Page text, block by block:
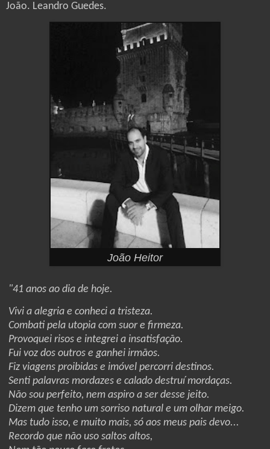
João. Leandro Guedes.
João Heitor
"41 anos ao dia de hoje.
Vivi a alegria e conheci a tristeza.
Combati pela utopia com suor e firmeza.
Provoquei risos e integrei a insatisfação.
Fui voz dos outros e ganhei irmãos.
Fiz viagens proibidas e imóvel percorri destinos.
Senti palavras mordazes e calado destruí mordaças.
Não sou perfeito, nem aspiro a ser desse jeito.
Dizem que tenho um sorriso natural e um olhar meigo.
Mas tudo isso, e muito mais, só aos meus pais devo...
Recordo que não uso saltos altos,